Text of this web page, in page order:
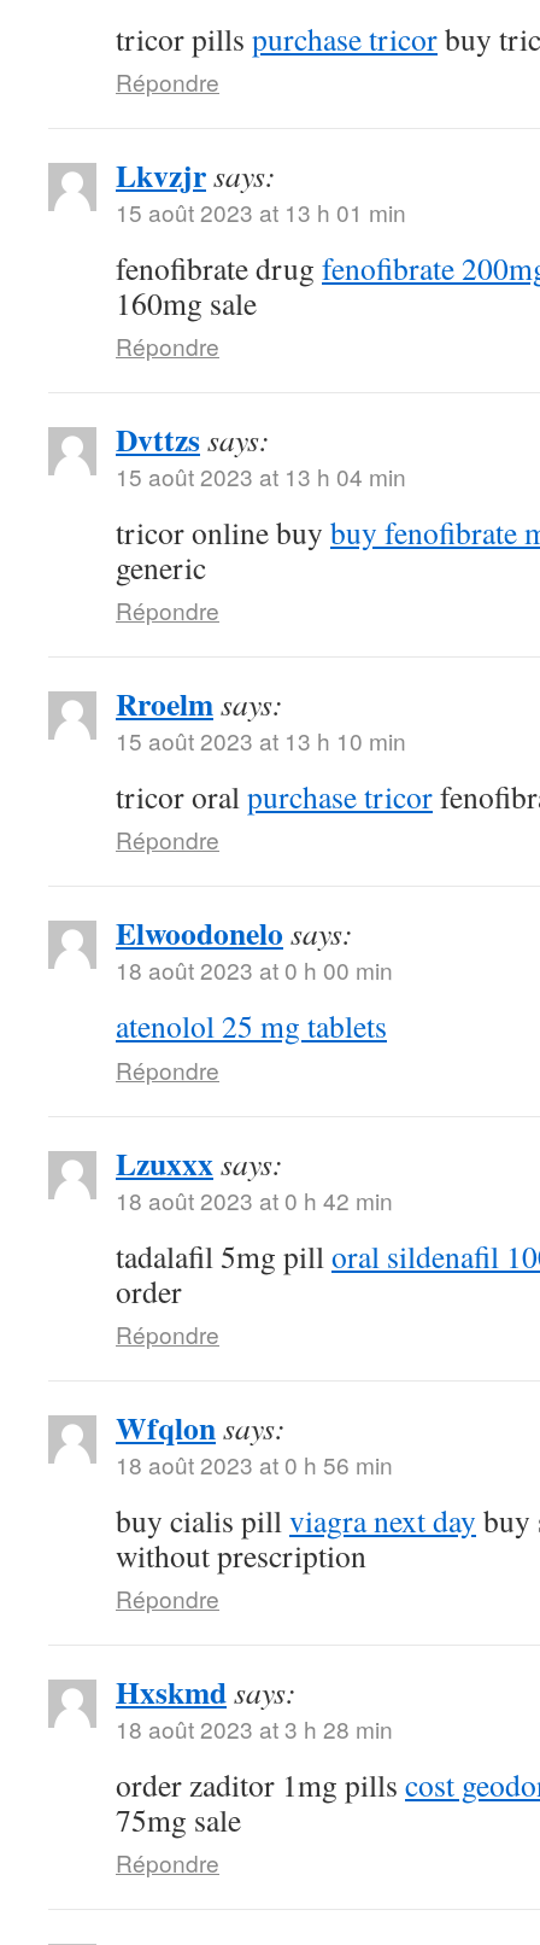
tricor pills purchase tricorbuy
Répondre
Lkvzjrsays:
15 août 2023 at 13 h 01 min
fenofibrate drug fenofibrate
160mg sale
Répondre
Dvttzssays:
15 août 2023 at 13 h 04 min
tricor online buy buy fenofibrate
generic
Répondre
Rroelmsays:
15 août 2023 at 13 h 10 min
tricor oralpurchase tricor
Répondre
Elwoodonelo says:
18 août 2023 at 0 h 00 min
atenolol 25 mg tablets
Répondre
Lzuxxxsays:
18 août 2023 at 0 h 42 min
tadalafil 5mg pilloral sildenafil
order
Répondre
Wfqlonsays:
18 août 2023 at 0 h 56 min
buy cialis pillviagra next day buy
without prescription
Répondre
Hxskmdsays:
18 août 2023 at 3 h 28 min
order zaditor 1mg pills cost
75mg sale
Répondre